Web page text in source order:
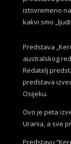
istovremeno
kakvi smo
Predstava
australskog
Redatelj
predstava
Osijeku.
Ovo je peta
Urania, a sve
Predstavu